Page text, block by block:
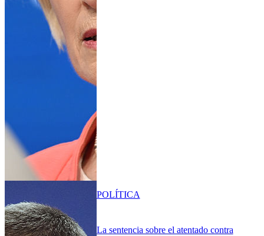
La sentencia sobre el atentado contra
POLÍTICA